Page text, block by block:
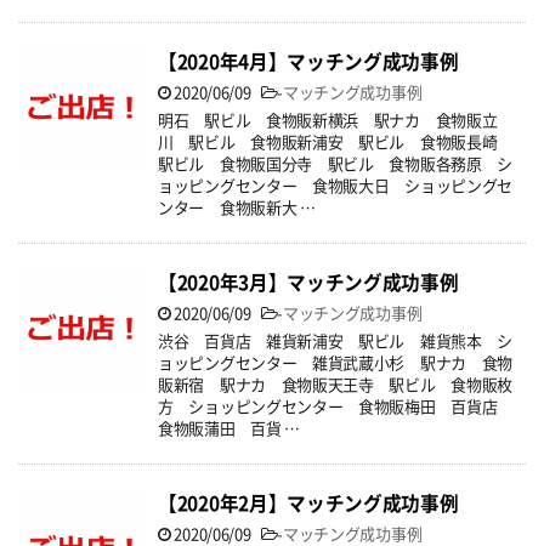
【2020年4月】マッチング成功事例
2020/06/09 -マッチング成功事例
明石 駅ビル 食物販新横浜 駅ナカ 食物販立
川 駅ビル 食物販新浦安 駅ビル 食物販長崎
駅ビル 食物販国分寺 駅ビル 食物販各務原 シ
ョッピングセンター 食物販大日 ショッピングセ
ンター 食物販新大 …
【2020年3月】マッチング成功事例
2020/06/09 -マッチング成功事例
渋谷 百貨店 雑貨新浦安 駅ビル 雑貨熊本 シ
ョッピングセンター 雑貨武蔵小杉 駅ナカ 食物
販新宿 駅ナカ 食物販天王寺 駅ビル 食物販枚
方 ショッピングセンター 食物販梅田 百貨店
食物販蒲田 百貨 …
【2020年2月】マッチング成功事例
2020/06/09 -マッチング成功事例